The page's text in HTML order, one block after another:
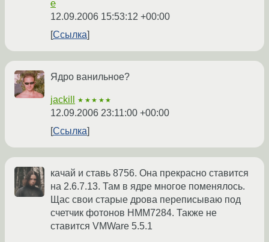
e
12.09.2006 15:53:12 +00:00
Ссылка
Ядро ванильное?
jackill ★★★★★
12.09.2006 23:11:00 +00:00
Ссылка
качай и ставь 8756. Она прекрасно ставится
на 2.6.7.13. Там в ядре многое поменялось.
Щас свои старые дрова переписываю под
счетчик фотонов HMM7284. Также не
ставится VMWare 5.5.1